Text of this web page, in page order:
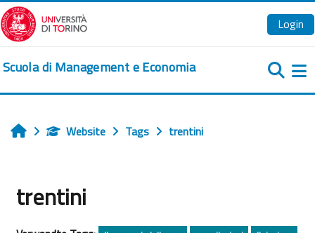
Zum Hauptinhalt
Login
Scuola di Management e Economia
Startseite
Website Tags trentini
trentini